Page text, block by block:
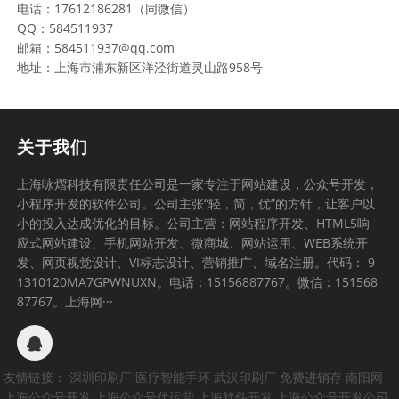
电话：17612186281（同微信）
QQ：584511937
邮箱：584511937@qq.com
地址：上海市浦东新区洋泾街道灵山路958号
关于我们
上海咏熠科技有限责任公司是一家专注于网站建设，公众号开发，
小程序开发的软件公司。公司主张“轻，简，优”的方针，让客户以
小的投入达成优化的目标。公司主营：网站程序开发、HTML5响
应式网站建设、手机网站开发、微商城、网站运用、WEB系统开
发、网页视觉设计、VI标志设计、营销推广、域名注册。代码： 9
1310120MA7GPWNUXN。电话：15156887767。微信：151568
87767。上海网···
友情链接： 深圳印刷厂 医疗智能手环 武汉印刷厂 免费进销存 南阳网